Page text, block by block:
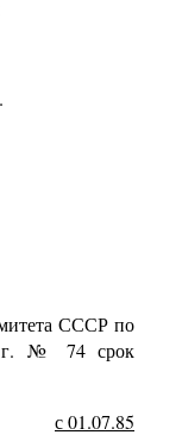
СССР по
г. № 74срок
с01.07.85